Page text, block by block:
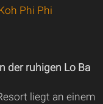
Phi Phi
der ruhigen Lo Ba
liegt an einem